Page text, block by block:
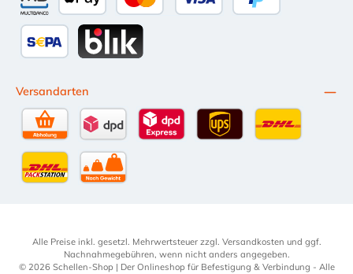
MultibancoApple Pay
Versandarten
Alle Preise inkl. gesetzl. Mehrwertsteuer zzgl. Versandkosten und ggf.
Nachnahmegebühren, wenn nicht anders angegeben.
© 2026 Schellen-Shop | Der Onlineshop für Befestigung & Verbindung - Alle